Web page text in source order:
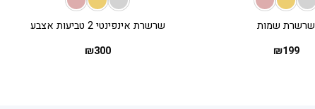
שרשרת שמות
₪199
שרשרת אינפינטי 2 טביעות אצבע
₪300